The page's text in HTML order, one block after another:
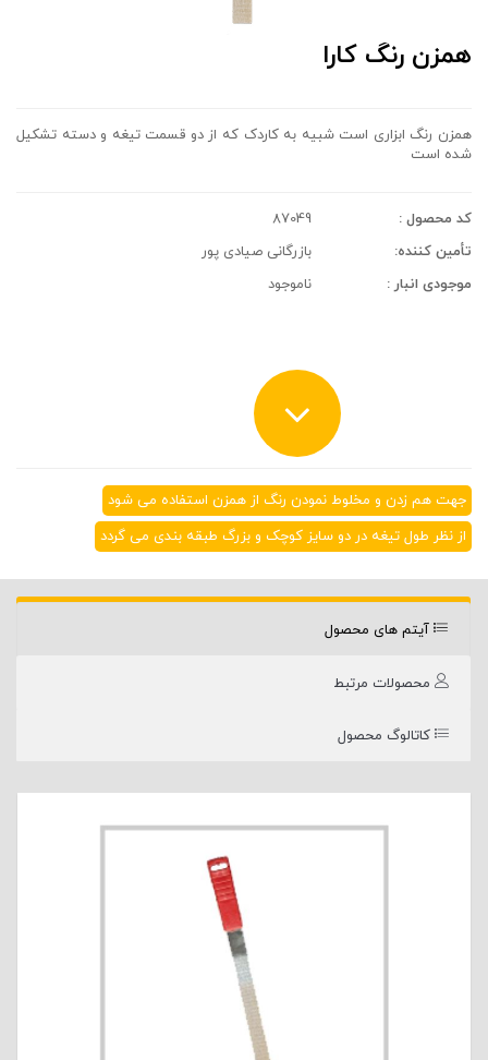
همزن رنگ کارا
همزن رنگ ابزاری است شبیه به کاردک که از دو قسمت تیغه و دسته تشکیل
شده است
کد محصول :
87049
تأمین کننده:
بازرگانی صیادی پور
موجودی انبار :
ناموجود
جهت هم زدن و مخلوط نمودن رنگ از همزن استفاده می شود
از نظر طول تیغه در دو سایز کوچک و بزرگ طبقه بندی می گردد
آیتم های محصول
محصولات مرتبط
کاتالوگ محصول